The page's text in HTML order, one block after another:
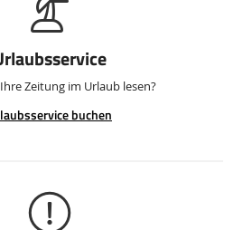
Zeitung im Urlaub lesen?
buchen